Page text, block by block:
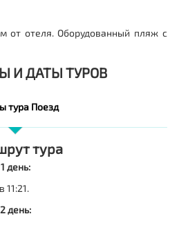
от отеля. Оборудованный пляж с
И ДАТЫ ТУРОВ
тура Поезд
тура
1 день:
11:21.
2 день: